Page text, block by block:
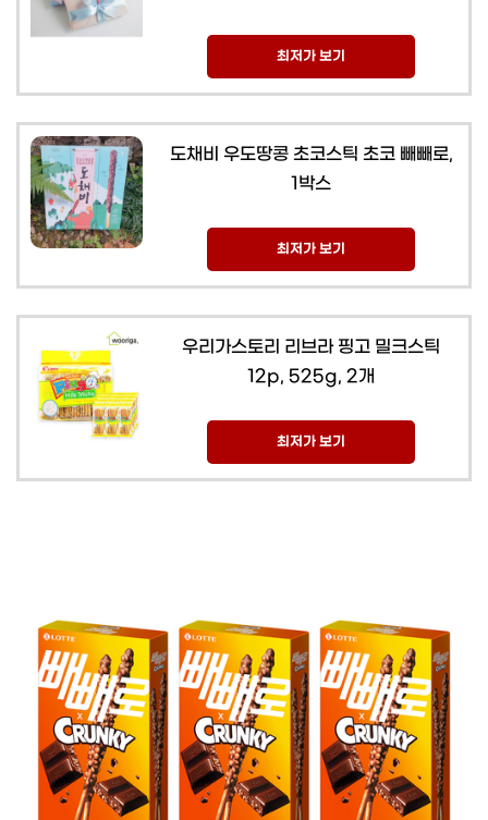
최저가 보기
도채비 우도땅콩 초코스틱 초코 빼빼로,
1박스
최저가 보기
우리가스토리 리브라 핑고 밀크스틱
12p, 525g, 2개
최저가 보기